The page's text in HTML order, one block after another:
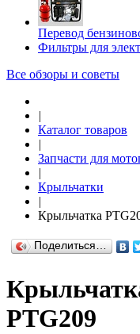
Перевод
Фильтры для
Все обзоры и советы
|
Каталог товаров
|
Запчасти для
|
Крыльчатки
|
Крыльчатка
Поделиться…
PTG209